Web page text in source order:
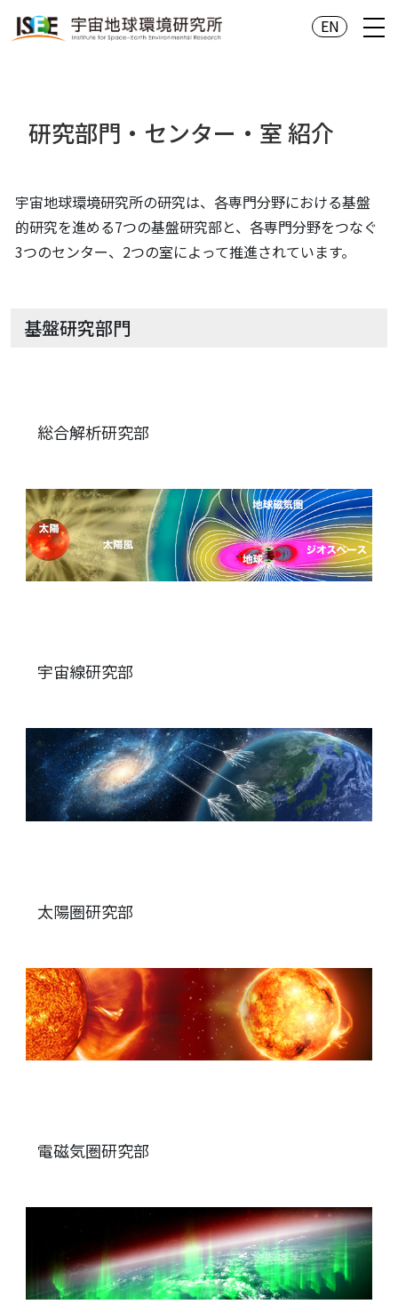
EN
研究部門・センター・室 紹介
宇宙地球環境研究所の研究は、各専門分野における基盤
的研究を進める7つの基盤研究部と、各専門分野をつなぐ
3つのセンター、2つの室によって推進されています。
基盤研究部門
総合解析研究部
宇宙線研究部
太陽圏研究部
電磁気圏研究部